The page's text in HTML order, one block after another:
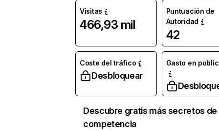
Visitas
466,93 mil
Puntuación de
Autoridad
42
Coste del tráfico
Desbloquear
Gasto en
Descubre gratis más secretos de
competencia